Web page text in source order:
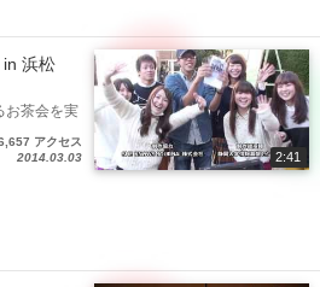
浜松
お茶会を実
アクセス
2014.03.03
2:41